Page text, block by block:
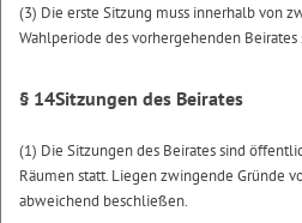
(3) Die erste Sitzung muss innerhalb von
Wahlperiode des vorhergehenden Beirates
§ 14Sitzungen des Beirates
(1) Die Sitzungen des Beirates sind
Räumen statt. Liegen zwingende Gründe
abweichend beschließen.